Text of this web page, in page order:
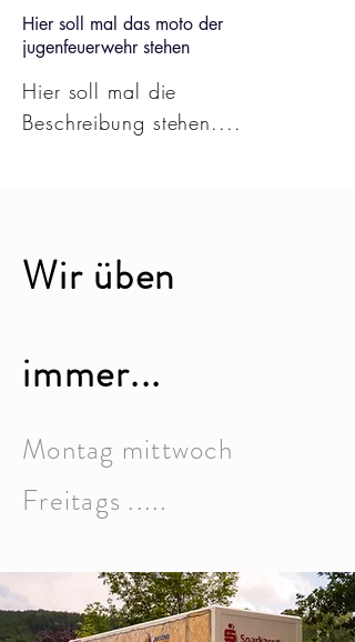
Hier soll mal das moto der
jugenfeuerwehr stehen
Hier soll mal die
Beschreibung stehen....
Wir üben
immer...
Montag mittwoch
Freitags .....